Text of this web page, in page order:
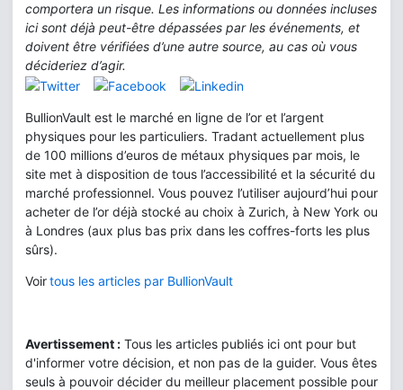
comportera un risque. Les informations ou données incluses
ici sont déjà peut-être dépassées par les événements, et
doivent être vérifiées d’une autre source, au cas où vous
décideriez d’agir.
BullionVault est le marché en ligne de l’or et l’argent
physiques pour les particuliers. Tradant actuellement plus
de 100 millions d’euros de métaux physiques par mois, le
site met à disposition de tous l’accessibilité et la sécurité du
marché professionnel. Vous pouvez l’utiliser aujourd’hui pour
acheter de l’or déjà stocké au choix à Zurich, à New York ou
à Londres (aux plus bas prix dans les coffres-forts les plus
sûrs).
Voirtous les articles par BullionVault
Avertissement : Tous les articles publiés ici ont pour but
d'informer votre décision, et non pas de la guider. Vous êtes
seuls à pouvoir décider du meilleur placement possible pour